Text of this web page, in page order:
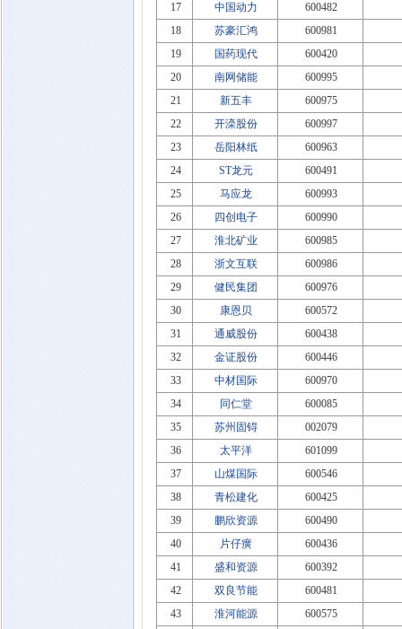
17
中国动力
600482
18
苏豪汇鸿
600981
19
国药现代
600420
20
南网储能
600995
21
新五丰
600975
22
开滦股份
600997
23
岳阳林纸
600963
24
ST龙元
600491
25
马应龙
600993
26
四创电子
600990
27
淮北矿业
600985
28
浙文互联
600986
29
健民集团
600976
30
康恩贝
600572
31
通威股份
600438
32
金证股份
600446
33
中材国际
600970
34
同仁堂
600085
35
苏州固锝
002079
36
太平洋
601099
37
山煤国际
600546
38
青松建化
600425
39
鹏欣资源
600490
40
片仔癀
600436
41
盛和资源
600392
42
双良节能
600481
43
淮河能源
600575